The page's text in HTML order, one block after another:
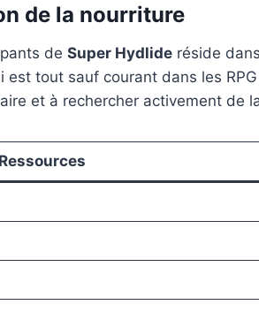
de la nourriture
de Super Hydlide réside
tout sauf courant dans les
et à rechercher activement de
Ressources